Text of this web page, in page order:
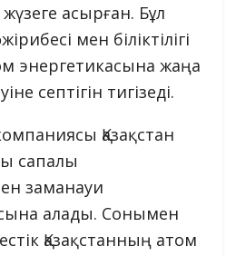
асырған. Бұл
мен біліктілігі
энергетикасына жаңа
септігін тигізеді.
Қазақстан
сапалы
заманауи
алады. Сонымен
Қазақстанның атом